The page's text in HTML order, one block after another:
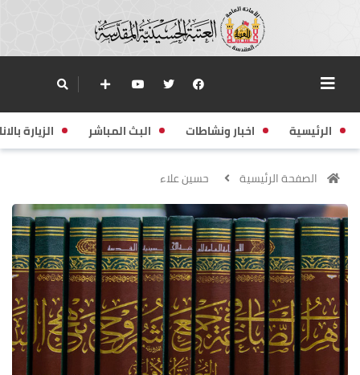
الرئيسية اخبار ونشاطات البث المباشر الزيارة
الصفحة الرئيسية حسين علاء